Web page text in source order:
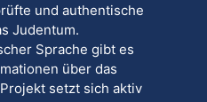
und authentische
Judentum.
Sprache gibt es
über das
setzt sich aktiv